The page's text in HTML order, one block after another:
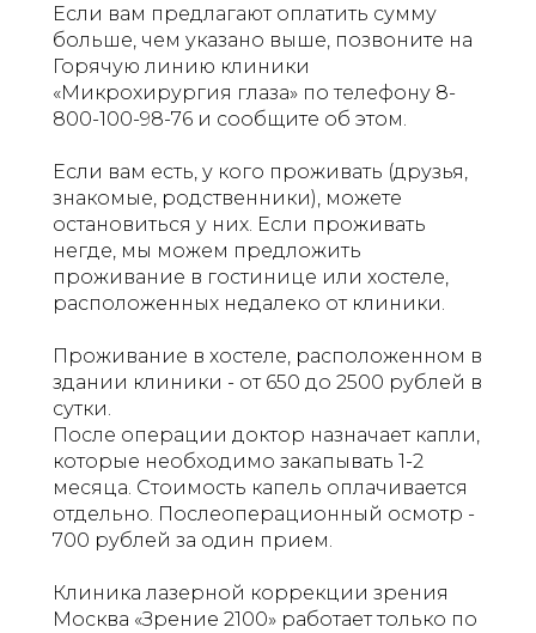
Если вам предлагают оплатить сумму
больше, чем указано выше, позвоните на
Горячую линию клиники
«Микрохирургия глаза» по телефону 8-
800-100-98-76 и сообщите об этом.
Если вам есть, у кого проживать (друзья,
знакомые, родственники), можете
остановиться у них. Если проживать
негде, мы можем предложить
проживание в гостинице или хостеле,
расположенных недалеко от клиники.
Проживание в хостеле, расположенном в
здании клиники - от 650 до 2500 рублей в
сутки.
После операции доктор назначает капли,
которые необходимо закапывать 1-2
месяца. Стоимость капель оплачивается
отдельно. Послеоперационный осмотр -
700 рублей за один прием.
Клиника лазерной коррекции зрения
Москва «Зрение 2100» работает только по